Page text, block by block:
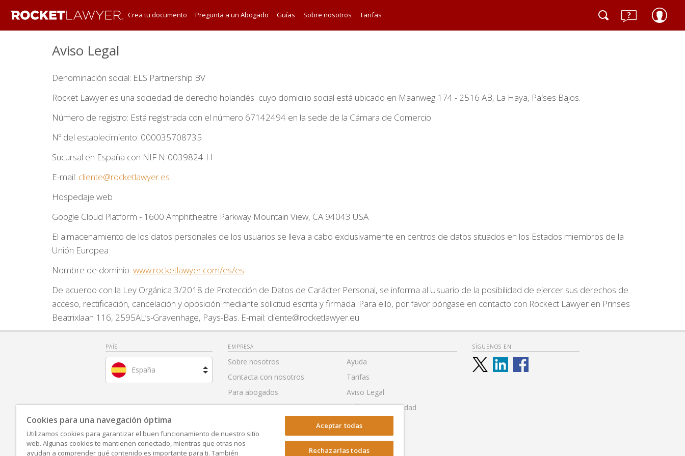
Crea tu documento Pregunta a un Abogado Guías Sobre nosotros Tarifas
Aviso Legal
Denominación social: ELS Partnership BV
Rocket Lawyer es una sociedad de derecho holandés cuyo domicilio social está ubicado en Maanweg 174 - 2516 AB, La Haya, Países Bajos.
Número de registro: Está registrada con el número 67142494 en la sede de la Cámara de Comercio
Nº del establecimiento: 000035708735
Sucursal en España con NIF N-0039824-H
E-mail: cliente@rocketlawyer.es
Hospedaje web
Google Cloud Platform - 1600 Amphitheatre Parkway Mountain View, CA 94043 USA
El almacenamiento de los datos personales de los usuarios se lleva a cabo exclusivamente en centros de datos situados en los Estados miembros de la
Unión Europea
Nombre de dominio: www.rocketlawyer.com/es/es
De acuerdo con la Ley Orgánica 3/2018 de Protección de Datos de Carácter Personal, se informa al Usuario de la posibilidad de ejercer sus derechos de
acceso, rectificación, cancelación y oposición mediante solicitud escrita y firmada. Para ello, por favor póngase en contacto con Rockect Lawyer en Prinses
Beatrixlaan 116, 2595AL’s-Gravenhage, Pays-Bas. E-mail: cliente@rocketlawyer.eu
PAÍS
España
Francia
Países Bajos
EMPRESA
Sobre nosotros
Contacta con nosotros
Para abogados
Para socios
Condiciones generales de uso
Ayuda
Tarifas
Aviso Legal
Política de Privacidad
Accesibilidad
Configuración
SÍGUENOS EN
Cookies para una navegación óptima
Utilizamos cookies para garantizar el buen funcionamiento de nuestro sitio
web. Algunas cookies te mantienen conectado, mientras que otras nos
ayudan a comprender qué contenido es importante para ti. También
Aceptar todas
Rechazarlas todas